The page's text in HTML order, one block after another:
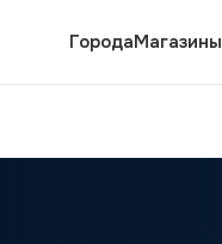
ГородаМагазины